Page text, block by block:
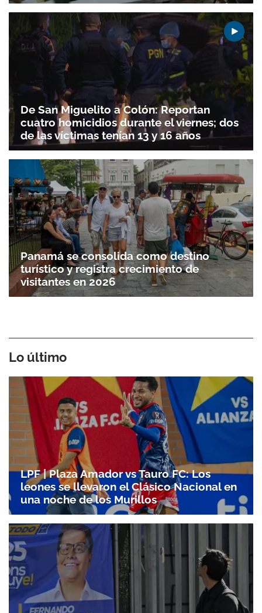
De San Miguelito a Colón: Reportan
cuatro homicidios durante el viernes; dos
de las víctimas tenían 13 y 16 años
Panamá se consolida como destino
turístico y registra crecimiento de
visitantes en 2026
Lo último
LPF | Plaza Amador vs Tauro FC: Los
leones se llevaron el Clásico Nacional en
una noche de los Murillos